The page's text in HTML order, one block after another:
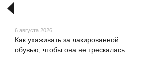
6 августа 2026
Как ухаживать за лакированной
обувью, чтобы она не трескалась